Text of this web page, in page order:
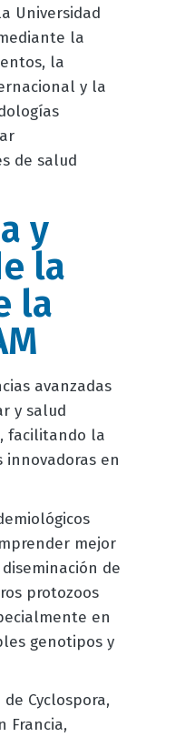
Universidad
la
la
y la
de salud
y
la
la
avanzadas
y salud
facilitando la
innovadoras en
mejor
de
protozoos
en
genotipos y
Cyclospora,
Francia,